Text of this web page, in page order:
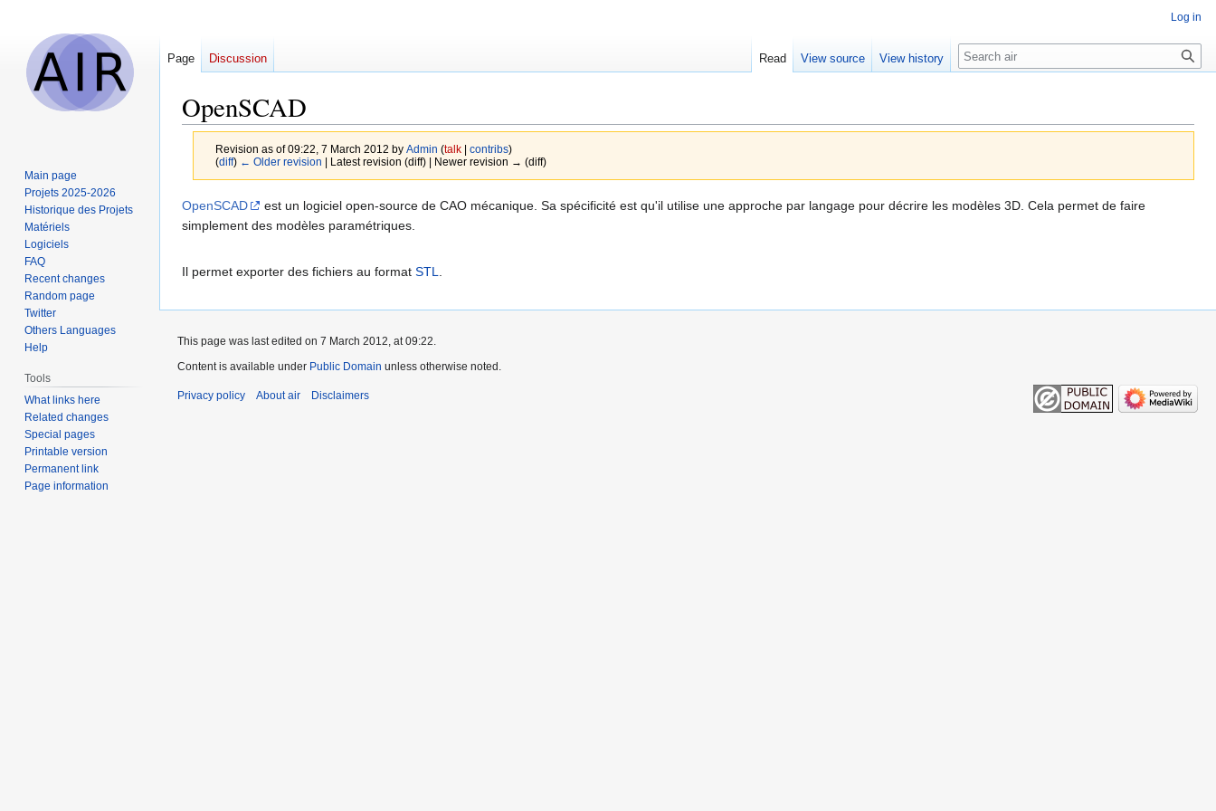
OpenSCAD
Revision as of 09:22, 7 March 2012 by Admin (talk| contribs)
(diff) ← Older revision | Latest revision (diff) | Newer revision → (diff)
Jump
to
Jump
to
OpenSCAD
est un logiciel open-source de CAO mécanique. Sa spécificité est qu'il utilise une approche par langage pour décrire les modèles 3D. Cela permet de faire
simplement des modèles paramétriques.
Il permet exporter des fichiers au format STL
Log in
Page Discussion Read View source View history Search
Main page
Projets 2025-2026
Historique des Projets
Matériels
Logiciels
FAQ
Recent changes
Random page
Twitter
Others Languages
Help
Tools
What links here
Related changes
Special pages
Printable version
Permanent link
Page information
This page was last edited on 7 March 2012, at 09:22.
Content is available under Public Domain unless otherwise noted.
Privacy policy About air Disclaimers